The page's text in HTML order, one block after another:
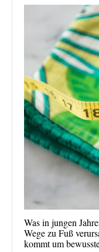
Was in jungen
Wege zu Fuß
kommt um